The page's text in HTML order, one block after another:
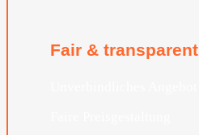
Fair & transparent